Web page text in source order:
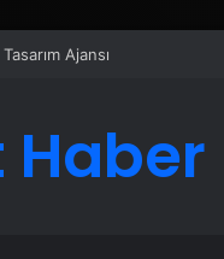
Ajansı
Haber